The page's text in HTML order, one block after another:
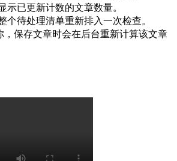
示已更新计数的文章数量。
个待处理清单重新排入一次检查。
，保存文章时会在后台重新计算该文章